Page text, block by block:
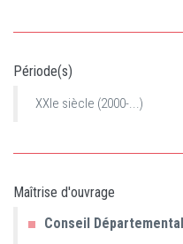
Période(s)
XXIe siècle (2000-...)
Maîtrise d'ouvrage
Conseil